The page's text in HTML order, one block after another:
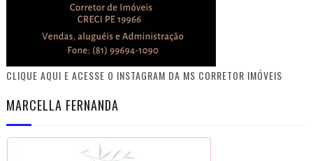
CLIQUE AQUI E ACESSE O INSTAGRAM DA MS CORRETOR IMÓVEIS
MARCELLA FERNANDA